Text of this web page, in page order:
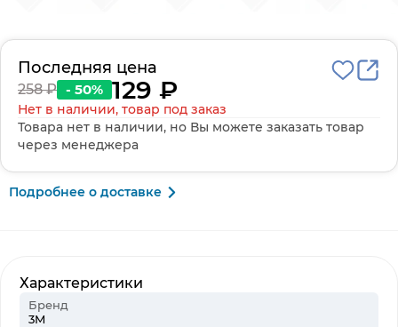
Характеристики
Бренд
3M
Последняя цена
258 ₽ - 50% 129 ₽
Нет в наличии, товар под заказ
Товара нет в наличии, но Вы можете заказать товар
через менеджера
Подробнее о доставке